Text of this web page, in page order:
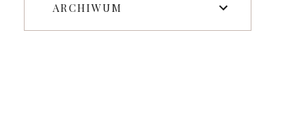
ARCHIWUM